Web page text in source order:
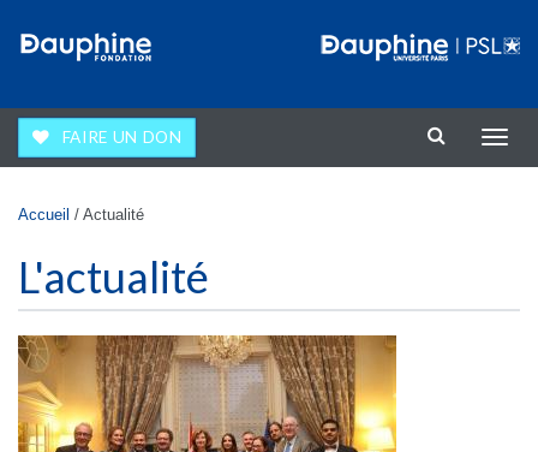
FAIRE UN DON
la
Vous êtes ici
Accueil / Actualité
L'actualité